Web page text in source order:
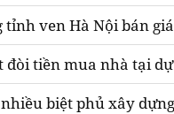
ven Hà Nội bán
tiền mua nhà tại dự
biệt phủ xây